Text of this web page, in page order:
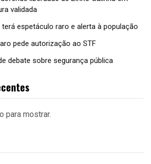
validada
espetáculo raro e alerta à população
pede autorização ao STF
debate sobre segurança pública
para mostrar.